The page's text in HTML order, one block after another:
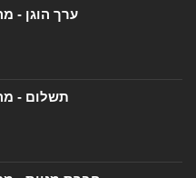
ערך הוגן -
תשלום -